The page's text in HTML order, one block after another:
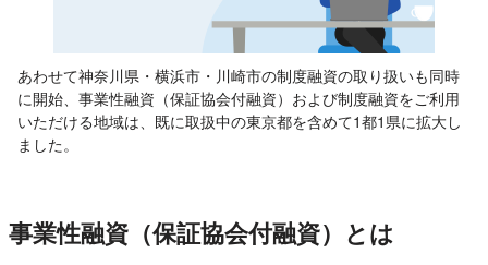
あわせて神奈川県・横浜市・川崎市の制度融資の取り扱いも同時
に開始、事業性融資（保証協会付融資）および制度融資をご利用
いただける地域は、既に取扱中の東京都を含めて1都1県に拡大し
ました。
事業性融資（保証協会付融資）とは